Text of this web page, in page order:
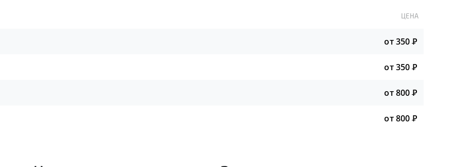
ЦЕНА
от 350Р
от 350Р
от 800Р
от 800Р